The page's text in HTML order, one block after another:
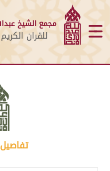
مجمع الشيخ
للقران